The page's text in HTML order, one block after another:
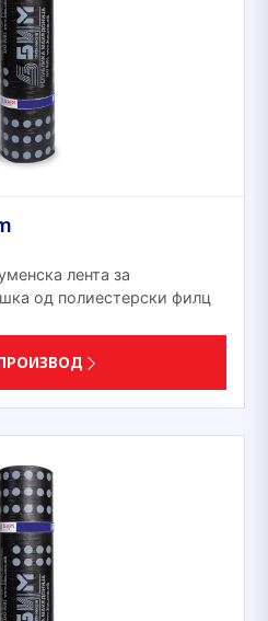
лента за
од полиестерски филц